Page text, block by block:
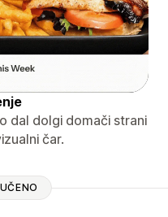
dal dolgi domači strani
čar.